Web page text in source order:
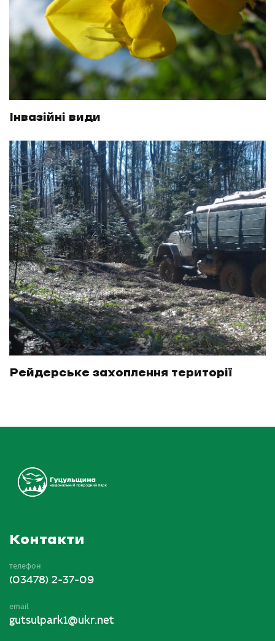
Інвазійні види
Рейдерське захоплення території
Контакти
телефон
(03478) 2-37-09
email
gutsulpark1@ukr.net